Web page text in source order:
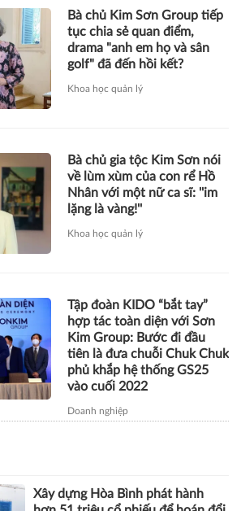
Bà chủ gia tộc Kim Sơn nói
về lùm xùm của con rể Hồ
Nhân với một nữ ca sĩ: ''im
Tập đoàn KIDO “bắt tay”
hợp tác toàn diện với Sơn
Kim Group: Bước đi đầu
Doanh nghiệp
Xây dựng Hòa Bình phát hành
hơn 51 triệu cổ phiếu để hoán đổi
hơn 514 tỷ đồng nợ
Novaland báo lãi 912 tỷ đồng,
khoản thu tài chính hơn 1.700 tỷ